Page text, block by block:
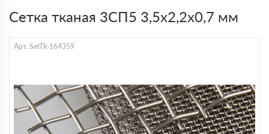
Сетка тканая 3СП5 3,5х2,2х0,7 мм
Арт. SetTk-164359